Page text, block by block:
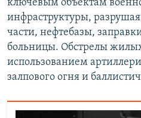
ключевым объектам
инфраструктуры,
части, нефтебазы,
больницы. Обстрелы
использованием
залпового огня и